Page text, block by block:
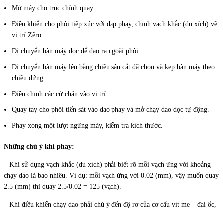
Mở máy cho trục chính quay.
Điều khiển cho phôi tiếp xúc với dap phay, chỉnh vạch khắc (du xích) về
vị trí Zêro.
Di chuyển bàn máy dọc để dao ra ngoài phôi.
Di chuyển bàn máy lên bằng chiều sâu cắt đã chọn và kẹp bàn máy theo
chiều đứng.
Điều chỉnh các cử chặn vào vị trí.
Quay tay cho phôi tiến sát vào dao phay và mở chạy dao dọc tự động.
Phay xong một lượt ngừng máy, kiểm tra kích thước.
Những chú ý khi phay:
– Khi sử dụng vạch khắc (du xích) phải biết rõ mỗi vạch ứng với khoảng
chạy dao là bao nhiêu. Ví dụ: mỗi vạch ứng với 0.02 (mm), vậy muốn quay
2.5 (mm) thì quay 2.5/0.02 = 125 (vạch).
– Khi điều khiển chạy dao phải chú ý đến độ rơ của cơ cấu vít me – đai ốc,